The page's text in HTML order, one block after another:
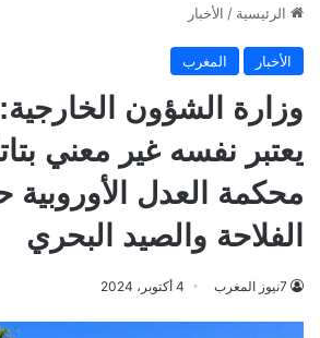
الرئيسية / الأخبار
الأخبار المغرب
وزارة الشؤون
يعتبر نفسه غير معني
محكمة العدل الأوروبية
الفلاحة والصيد البحري
7نيوز المغرب 4 أكتوبر، 2024